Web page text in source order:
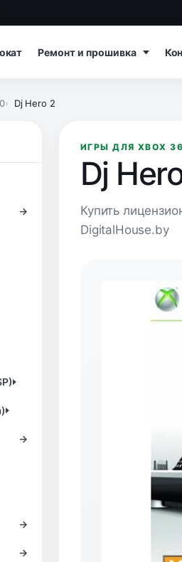
Ремонт и прошивка
Dj Hero 2
→
→
→
→
ИГРЫ ДЛЯ XBOX
Dj
Купить
DigitalHouse.by